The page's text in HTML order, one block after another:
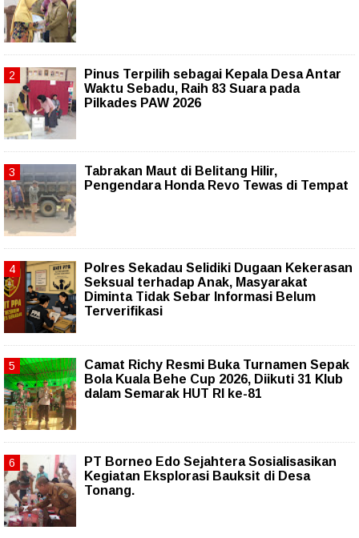
Pinus Terpilih sebagai Kepala Desa Antar
Waktu Sebadu, Raih 83 Suara pada
Pilkades PAW 2026
Tabrakan Maut di Belitang Hilir,
Pengendara Honda Revo Tewas di Tempat
Polres Sekadau Selidiki Dugaan Kekerasan
Seksual terhadap Anak, Masyarakat
Diminta Tidak Sebar Informasi Belum
Terverifikasi
Camat Richy Resmi Buka Turnamen Sepak
Bola Kuala Behe Cup 2026, Diikuti 31 Klub
dalam Semarak HUT RI ke-81
PT Borneo Edo Sejahtera Sosialisasikan
Kegiatan Eksplorasi Bauksit di Desa
Tonang.